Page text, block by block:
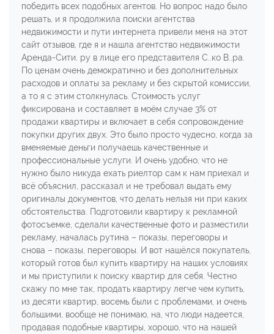
победить всех подобных агентов. Но вопрос надо было
решать, и я продолжила поиски агентства
недвижимости и пути интернета привели меня на этот
сайт отзывов, где я и нашла агентство недвижимости
Аренда-Сити. ру в лице его представителя С..ко В..ра.
По ценам очень демократично и без дополнительных
расходов и оплаты за рекламу и без скрытой комиссии,
а то я с этим столкнулась. Стоимость услуг
фиксирована и составляет в моём случае 3% от
продажи квартиры и включает в себя сопровождение
покупки других двух. Это было просто чудесно, когда за
вменяемые деньги получаешь качественные и
профессиональные услуги. И очень удобно, что не
нужно было никуда ехать риелтор сам к нам приехал и
всё объяснил, рассказал и не требовал выдать ему
оригиналы документов, что делать нельзя ни при каких
обстоятельства. Подготовили квартиру к рекламной
фотосъемке, сделали качественные фото и разместили
рекламу, началась рутина – показы, переговоры и
снова – показы, переговоры. И вот нашёлся покупатель,
который готов был купить квартиру на наших условиях
и мы приступили к поиску квартир для себя. Честно
скажу по мне так, продать квартиру легче чем купить,
из десяти квартир, восемь были с проблемами, и очень
большими, вообще не понимаю, на, что люди надеется,
продавая подобные квартиры, хорошо, что на нашей